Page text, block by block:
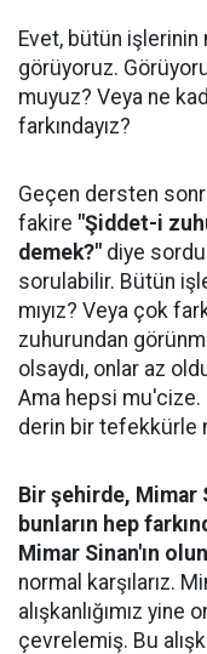
Evet, bütün
görüyoruz.
muyuz? Veya ne
farkındayız?
Geçen dersten
fakire "Şiddet-i
demek?" diye
sorulabilir. Bütün
mıyız? Veya çok
zuhurundan
olsaydı, onlar az
Ama hepsi mu'cize.
derin bir tefekkürle
Bir şehirde, Mimar
bunların hep
Mimar Sinan'ın
normal karşılarız.
alışkanlığımız
çevrelemiş. Bu